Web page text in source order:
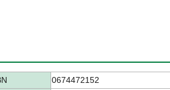
0674472152